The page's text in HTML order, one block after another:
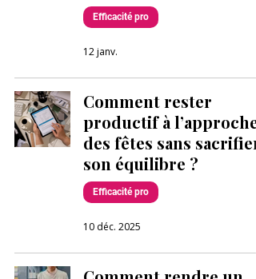
Efficacité pro
12 janv.
Comment rester
productif à l’approche
des fêtes sans sacrifier
son équilibre ?
Efficacité pro
10 déc. 2025